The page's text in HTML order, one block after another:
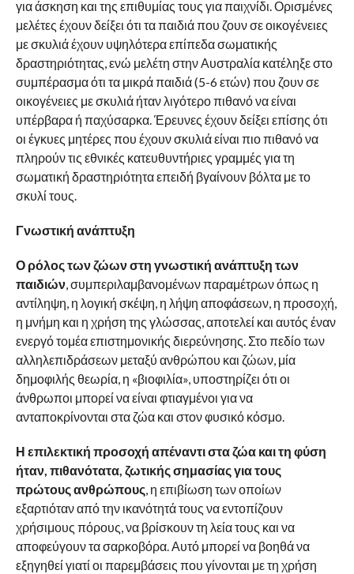
για άσκηση και της επιθυμίας τους για παιχνίδι. Ορισμένες
μελέτες έχουν δείξει ότι τα παιδιά που ζουν σε οικογένειες
με σκυλιά έχουν υψηλότερα επίπεδα σωματικής
δραστηριότητας, ενώ μελέτη στην Αυστραλία κατέληξε στο
συμπέρασμα ότι τα μικρά παιδιά (5-6 ετών) που ζουν σε
οικογένειες με σκυλιά ήταν λιγότερο πιθανό να είναι
υπέρβαρα ή παχύσαρκα. Έρευνες έχουν δείξει επίσης ότι
οι έγκυες μητέρες που έχουν σκυλιά είναι πιο πιθανό να
πληρούν τις εθνικές κατευθυντήριες γραμμές για τη
σωματική δραστηριότητα επειδή βγαίνουν βόλτα με το
σκυλί τους.
Γνωστική ανάπτυξη
Ο ρόλος των ζώων στη γνωστική ανάπτυξη των
παιδιών, συμπεριλαμβανομένων παραμέτρων όπως η
αντίληψη, η λογική σκέψη, η λήψη αποφάσεων, η προσοχή,
η μνήμη και η χρήση της γλώσσας, αποτελεί και αυτός έναν
ενεργό τομέα επιστημονικής διερεύνησης. Στο πεδίο των
αλληλεπιδράσεων μεταξύ ανθρώπου και ζώων, μία
δημοφιλής θεωρία, η «βιοφιλία», υποστηρίζει ότι οι
άνθρωποι μπορεί να είναι φτιαγμένοι για να
ανταποκρίνονται στα ζώα και στον φυσικό κόσμο.
Η επιλεκτική προσοχή απέναντι στα ζώα και τη φύση
ήταν, πιθανότατα, ζωτικής σημασίας για τους
πρώτους ανθρώπους, η επιβίωση των οποίων
εξαρτιόταν από την ικανότητά τους να εντοπίζουν
χρήσιμους πόρους, να βρίσκουν τη λεία τους και να
αποφεύγουν τα σαρκοβόρα. Αυτό μπορεί να βοηθά να
εξηγηθεί γιατί οι παρεμβάσεις που γίνονται με τη χρήση